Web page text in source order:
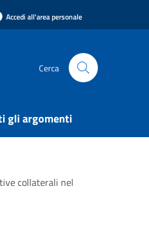
Accedi all'area personale
Cerca
gli argomenti
collaterali nel